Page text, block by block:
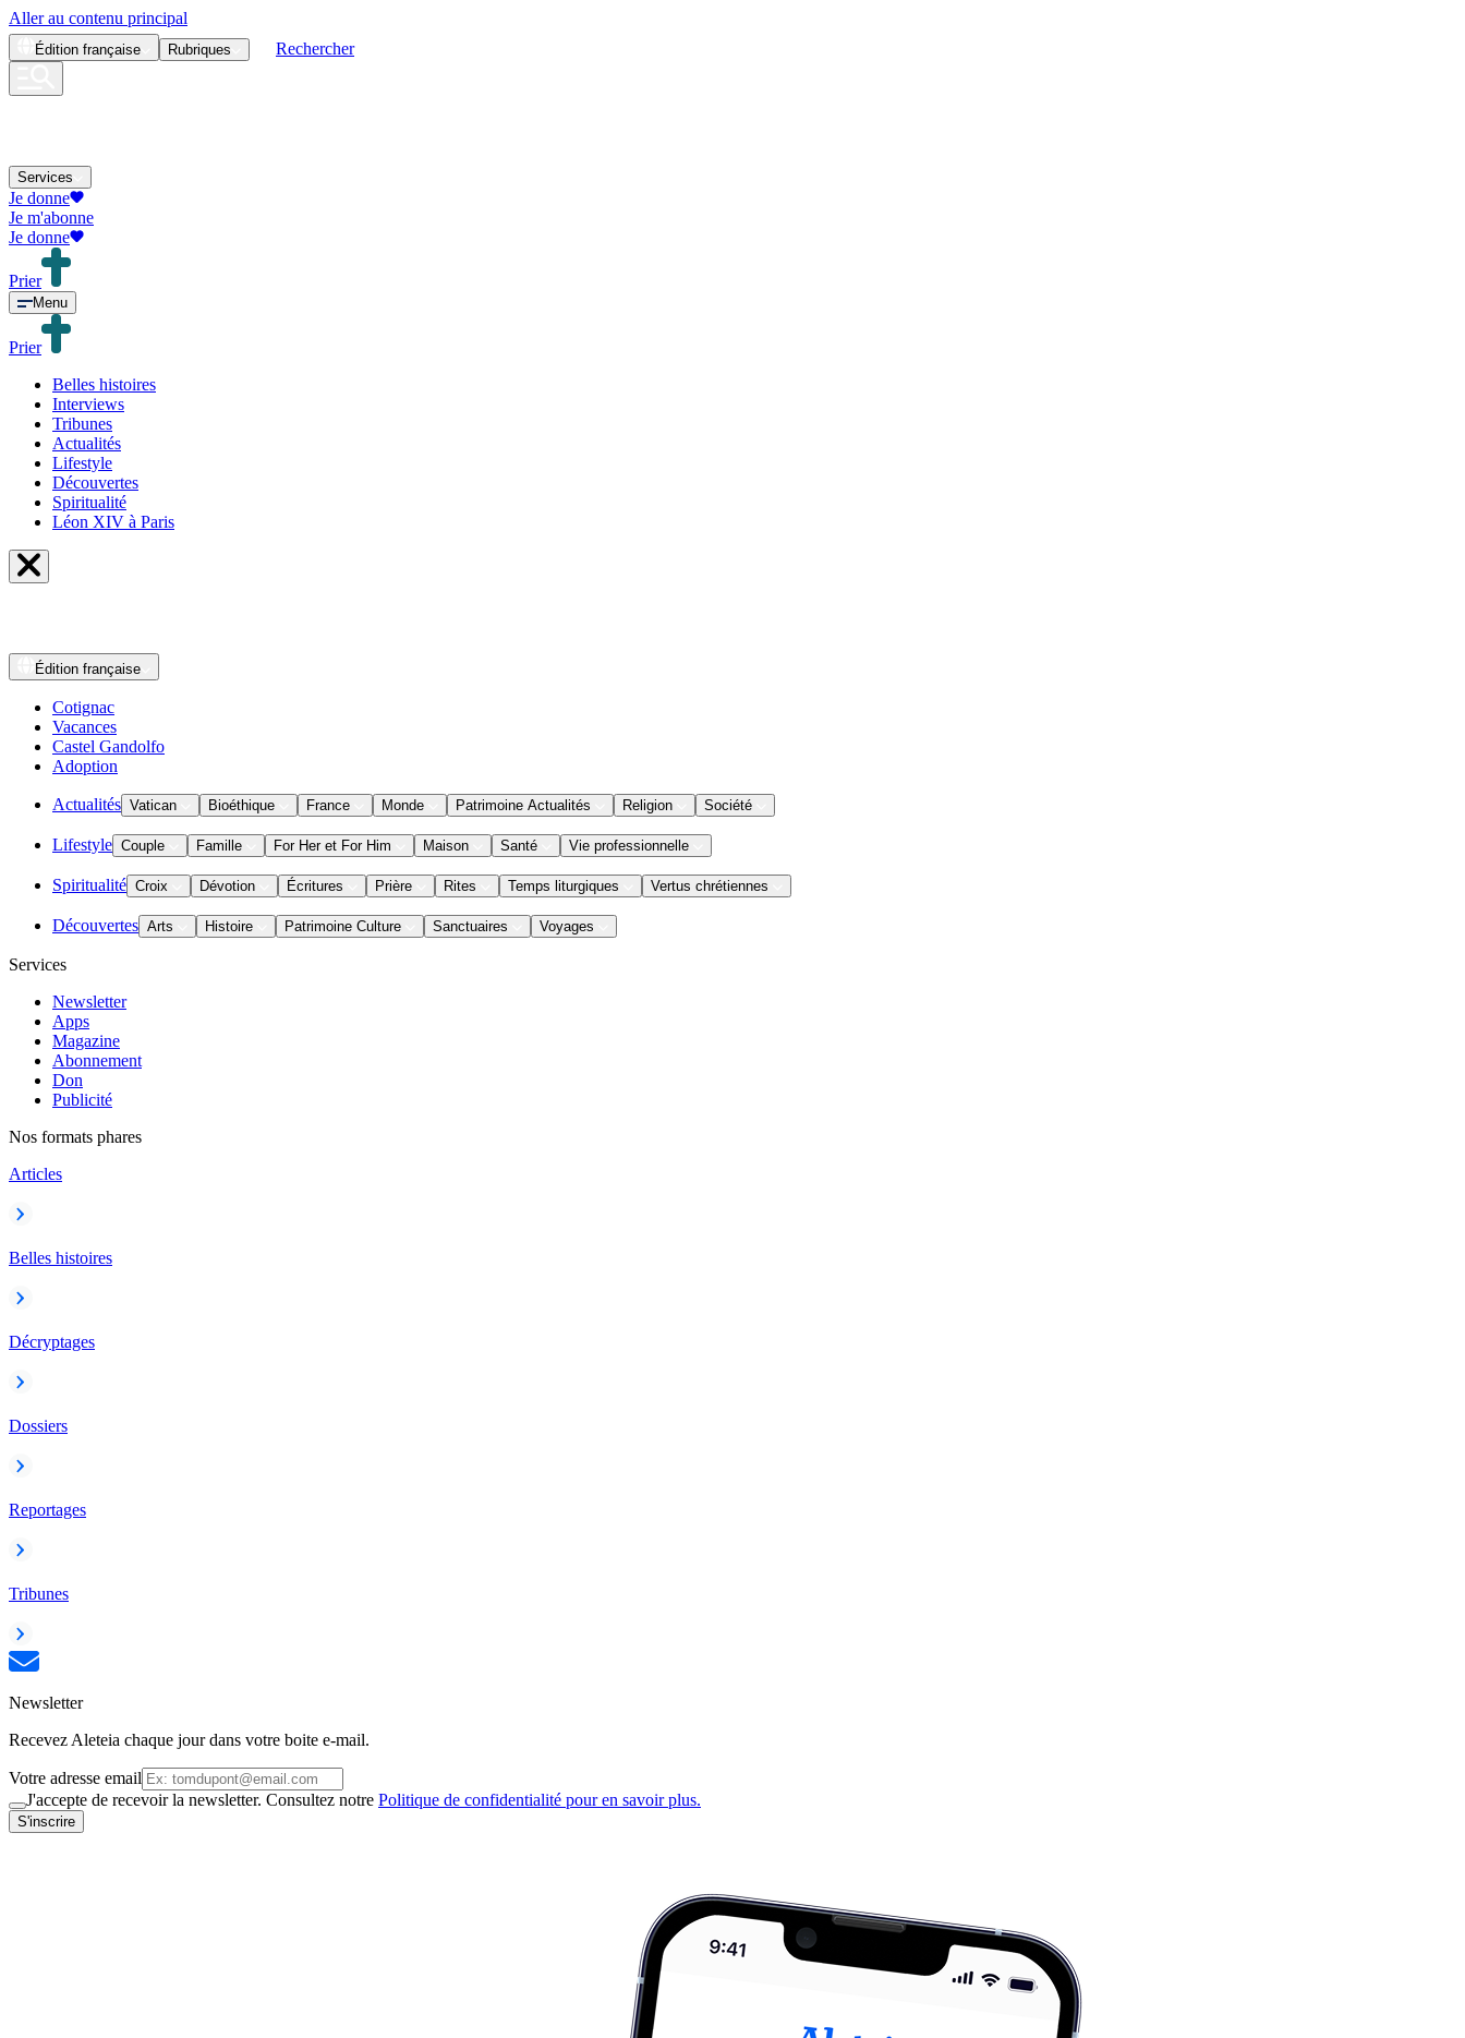
Aller au contenu principal
Édition française Rubriques Rechercher
Services
Je donne
Je m'abonne
Je donne
Prier
Menu
Prier
Belles histoires
Interviews
Tribunes
Actualités
Lifestyle
Découvertes
Spiritualité
Léon XIV à Paris
Édition française
Cotignac
Vacances
Castel Gandolfo
Adoption
Actualités Vatican Bioéthique France Monde Patrimoine Actualités Religion Société
Lifestyle Couple Famille For Her et For Him Maison Santé Vie professionnelle
Spiritualité Croix Dévotion Écritures Prière Rites Temps liturgiques Vertus chrétiennes
Découvertes Arts Histoire Patrimoine Culture Sanctuaires Voyages
Services
Newsletter
Apps
Magazine
Abonnement
Don
Publicité
Nos formats phares
Articles
Belles histoires
Décryptages
Dossiers
Reportages
Tribunes
Newsletter
Recevez Aleteia chaque jour dans votre boite e-mail.
Votre adresse email
J'accepte de recevoir la newsletter. Consultez notre Politique de confidentialité pour en savoir plus.
S'inscrire